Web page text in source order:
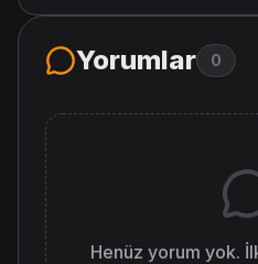
Yorumlar 0
Henüz yorum yok.